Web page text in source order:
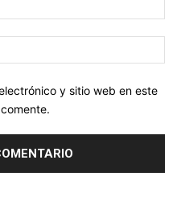
y sitio web en este